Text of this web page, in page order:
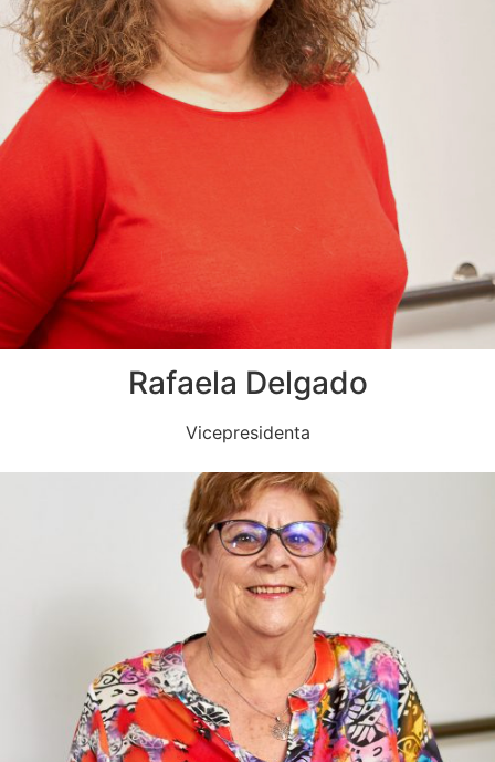
Rafaela Delgado
Vicepresidenta